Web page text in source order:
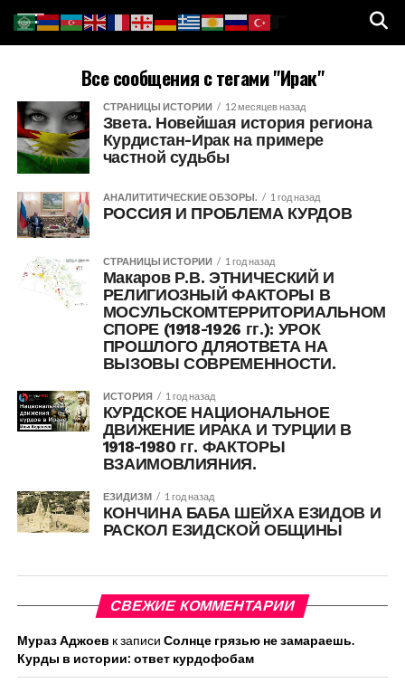
Все сообщения с тегами "Ирак"
СТРАНИЦЫ ИСТОРИИ 12 месяцев назад
Звета. Новейшая история региона
Курдистан-Ирак на примере
частной судьбы
АНАЛИТИТИЧЕСКИЕ ОБЗОРЫ. 1 год назад
РОССИЯ И ПРОБЛЕМА КУРДОВ
СТРАНИЦЫ ИСТОРИИ 1 год назад
Макаров Р.В. ЭТНИЧЕСКИЙ И
РЕЛИГИОЗНЫЙ ФАКТОРЫ В
МОСУЛЬСКОМТЕРРИТОРИАЛЬНОМ
СПОРЕ (1918-1926 гг.): УРОК
ПРОШЛОГО ДЛЯОТВЕТА НА
ВЫЗОВЫ СОВРЕМЕННОСТИ.
ИСТОРИЯ 1 год назад
КУРДСКОЕ НАЦИОНАЛЬНОЕ
ДВИЖЕНИЕ ИРАКА И ТУРЦИИ В
1918-1980 гг. ФАКТОРЫ
ВЗАИМОВЛИЯНИЯ.
ЕЗИДИЗМ 1 год назад
КОНЧИНА БАБА ШЕЙХА ЕЗИДОВ И
РАСКОЛ ЕЗИДСКОЙ ОБЩИНЫ
СВЕЖИЕ КОММЕНТАРИИ
Мураз Аджоев к записи Солнце грязью не замараешь.
Курды в истории: ответ курдофобам